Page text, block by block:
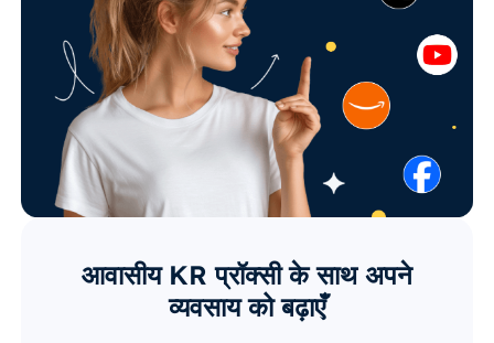
आवासीय KR प्रॉक्सी के साथ अपने
व्यवसाय को बढ़ाएँ